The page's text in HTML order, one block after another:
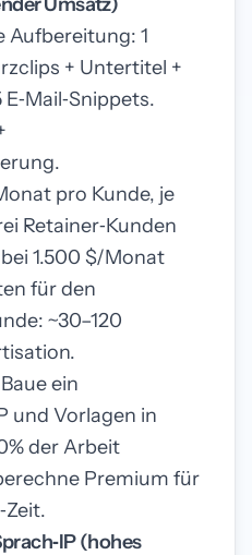
Aufbereitung: 1
+ Untertitel +
pro Kunde, je
Retainer‑Kunden
1.500 $/Monat
für den
~30–120
ein
und Vorlagen in
der Arbeit
Premium für
(hohes